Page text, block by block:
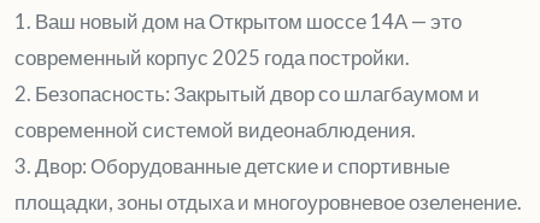
1. Ваш новый дом на Открытом шоссе 14А — это
современный корпус 2025 года постройки.
2. Безопасность: Закрытый двор со шлагбаумом и
современной системой видеонаблюдения.
3. Двор: Оборудованные детские и спортивные
площадки, зоны отдыха и многоуровневое озеленение.